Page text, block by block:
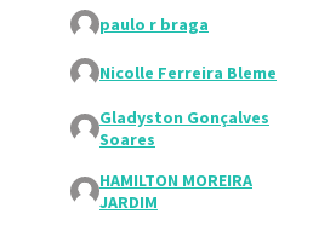
paulo r braga
Nicolle Ferreira Bleme
Gladyston Gonçalves
Soares
HAMILTON MOREIRA
JARDIM